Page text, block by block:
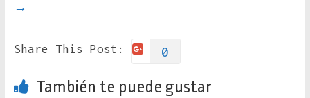
→
Share This Post: 0
También te puede gustar